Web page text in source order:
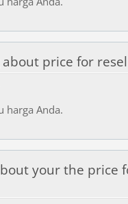
price for
harga Anda.
your the price